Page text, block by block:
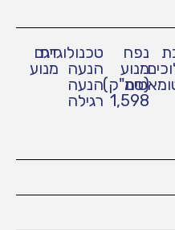
נפח
מנוע
(סמ"ק)
1,598
טכנולוגיית
הנעה
הנעה
רגילה
דגם
מנוע